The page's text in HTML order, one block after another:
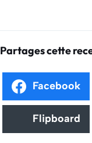
Partages cette
Facebook
Flipboard